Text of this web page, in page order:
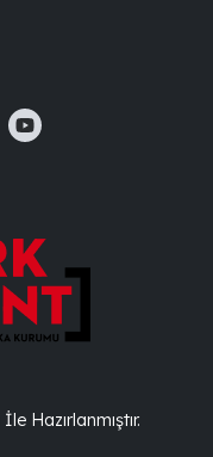
İle Hazırlanmıştır.